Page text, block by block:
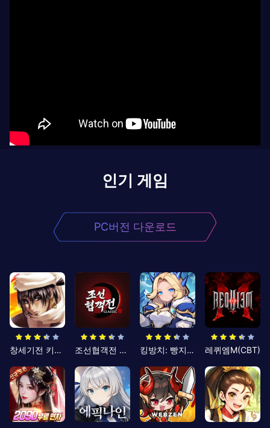
인기 게임
PC버전 다운로드
창세기전 키우기 조선협객전 클래식 킹방치: 빵지의 제왕 레퀴엠M(CBT)